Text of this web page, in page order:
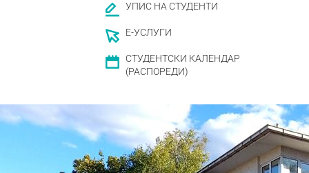
УПИС НА СТУДЕНТИ
Е-УСЛУГИ
СТУДЕНТСКИ КАЛЕНДАР
(РАСПОРЕДИ)